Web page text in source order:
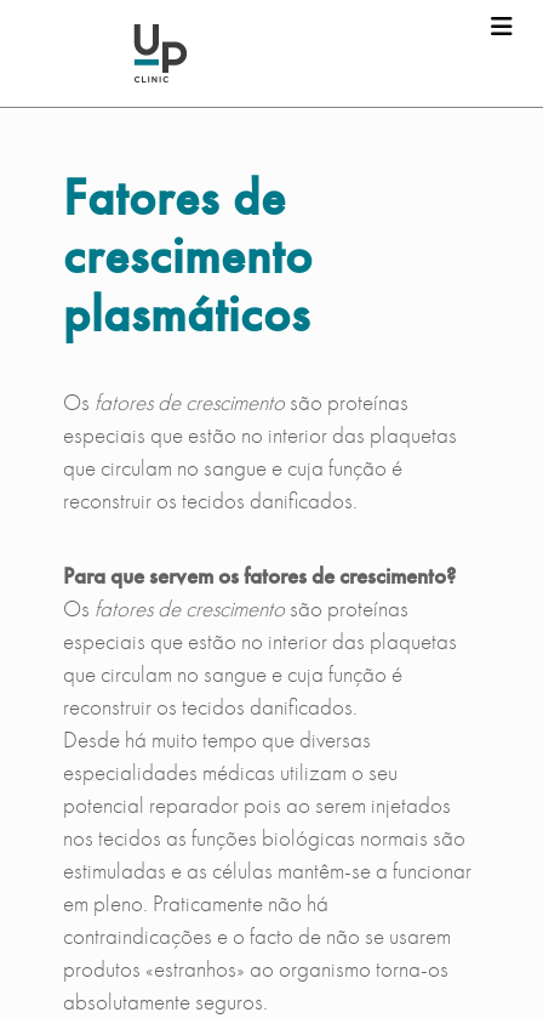
Fatores de
crescimento
plasmáticos
Os fatores de crescimentosão proteínas
especiais que estão no interior das plaquetas
que circulam no sangue e cuja função é
reconstruir os tecidos danificados.
Para que servem os fatores de crescimento?
Os fatores de crescimentosão proteínas
especiais que estão no interior das plaquetas
que circulam no sangue e cuja função é
reconstruir os tecidos danificados.
Desde há muito tempo que diversas
especialidades médicas utilizam o seu
potencial reparador pois ao serem injetados
nos tecidos as funções biológicas normais são
estimuladas e as células mantêm-se a funcionar
em pleno. Praticamente não há
contraindicações e o facto de não se usarem
produtos «estranhos» ao organismo torna-os
absolutamente seguros.